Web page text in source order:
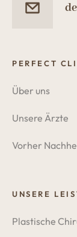
PERFECT
Über uns
Unsere Ärzte
Vorher
UNSERE
Plastische